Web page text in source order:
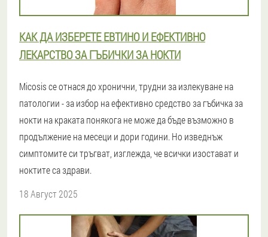
КАК ДА ИЗБЕРЕТЕ ЕВТИНО И ЕФЕКТИВНО
ЛЕКАРСТВО ЗА ГЪБИЧКИ ЗА НОКТИ
Micosis се отнася до хронични, трудни за излекуване на
патологии - за избор на ефективно средство за гъбичка за
нокти на краката понякога не може да бъде възможно в
продължение на месеци и дори години. Но изведнъж
симптомите си тръгват, изглежда, че всички изостават и
ноктите са здрави.
18 Август 2025